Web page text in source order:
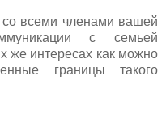
всеми членами вашей
с семьей
же интересах как можно
границы такого